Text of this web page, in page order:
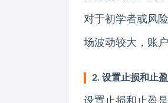
对于初学者或风
场波动较大，账
2. 设置止损和止盈